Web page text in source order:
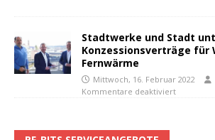
Stadtwerke und Stadt
Konzessionsverträge für
Fernwärme
Mittwoch, 16. Februar 2022
Kommentare deaktiviert